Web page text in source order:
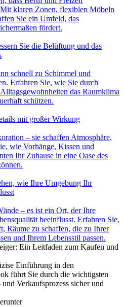
klaren Zonen, flexiblen Möbeln
Sie ein Umfeld, das
fördert.
Sie die Belüftung und das
schnell zu Schimmel und
Erfahren Sie, wie Sie durch
das Raumklima
schützen.
mit großer Wirkung
– sie schaffen Atmosphäre,
wie Vorhänge, Kissen und
Ihr Zuhause in eine Oase des
wie Ihre Umgebung Ihr
– es ist ein Ort, der Ihre
beeinflusst. Erfahren Sie,
Räume zu schaffen, die zu Ihrer
und Ihrem Lebensstil passen.
Ein Leitfaden zum Kaufen und
Einführung in den
führt Sie durch die wichtigsten
Verkaufsprozess sicher und